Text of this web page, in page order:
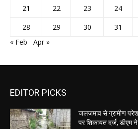
21
22 23 24
28
29 30
31
« Feb
Apr »
EDITOR PICKS
जलजमाव से ग्रामीण
पर शिकायत दर्ज, डीएम ने